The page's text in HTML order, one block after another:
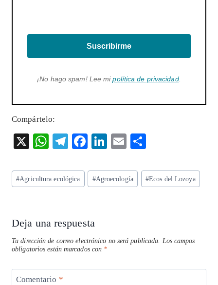
Suscribirme
¡No hago spam! Lee mipolítica de privacidad.
Compártelo:
X
W
ts
A
p
T
eg
ra
F
eb
o
k
Li
ke
dI
E
ai
l
re
Etiquetas
de
#Agricultura ecológica #Agroecología #Ecos del Lozoya
Deja una respuesta
Tu dirección de correo electrónico no será publicada.
Los campos
obligatorios están marcados con *
Comentario *